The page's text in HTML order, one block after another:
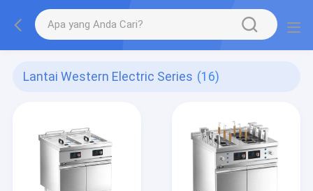
Lantai Western Electric Series (16)